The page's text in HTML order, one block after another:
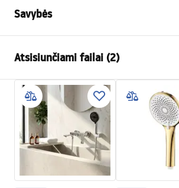
Savybės
Montavimo būdas
Spalva
Šlifuotas
Snapelio tipas
Fiksuota
Medžiaga
Žalvaris,
Snapelio diapazonas
Dengimo technologija
Atsisiunčiami failai (2)
Surinkimo instrukcijos
Faucet.pdf
Garantijos sąlygos
Warranty_Terms_and_Conditions_Faucets_-